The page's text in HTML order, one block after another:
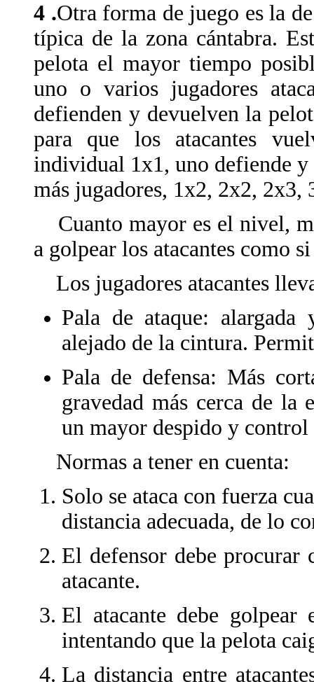
4 .Otra forma de juego es la
típica de la zona cántabra.
pelota el mayor tiempo
uno o varios jugadores
defienden y devuelven la
para que los atacantes
individual 1x1, uno defiende y
más jugadores, 1x2, 2x2, 2x3,
Cuanto mayor es el nivel,
a golpear los atacantes como
Los jugadores atacantes
Pala de ataque:
alejado de la cintura.
Pala de defensa: Más
gravedad más cerca de la
un mayor despido y control
Normas a tener en cuenta:
Solo se ataca con fuerza
distancia adecuada, de lo
El defensor debe
atacante.
El atacante debe golpear
intentando que la pelota
La distancia entre